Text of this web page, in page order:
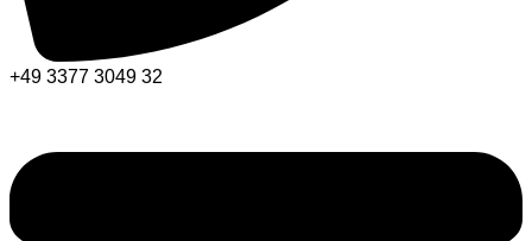
+49 3377 3049 32